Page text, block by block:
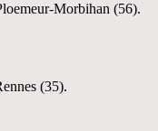
Morbihan (56).
(35).